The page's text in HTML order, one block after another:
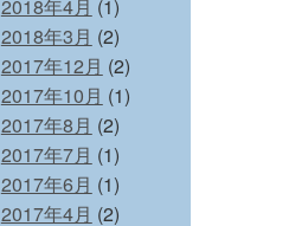
2018年4月 (1)
2018年3月 (2)
2017年12月 (2)
2017年10月 (1)
2017年8月 (2)
2017年7月 (1)
2017年6月 (1)
2017年4月 (2)